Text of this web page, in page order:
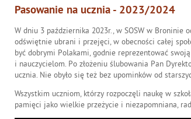
Pasowanie na ucznia - 2023/2024
W dniu 3 października 2023r., w SOSW w Broninie
odświętnie ubrani i przejęci, w obecności całej
być dobrymi Polakami, godnie reprezentować
i nauczycielom. Po złożeniu ślubowania Pan
ucznia. Nie obyło się też bez upominków od
Wszystkim uczniom, którzy rozpoczęli naukę w
pamięci jako wielkie przeżycie i niezapomniana,